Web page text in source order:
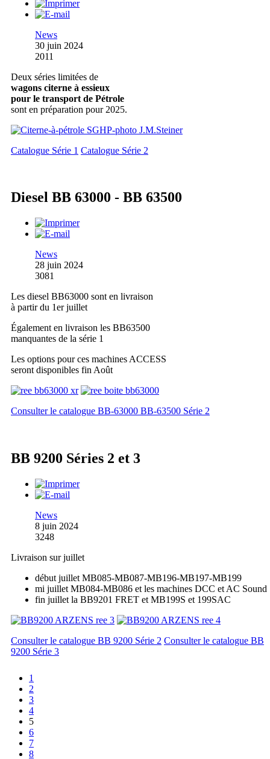
News
30 juin 2024
2011
Deux séries limitées de
wagons citerne à essieux
pour le transport de Pétrole
sont en préparation pour 2025.
Catalogue Série 1 Catalogue Série 2
Diesel BB 63000 - BB 63500
News
28 juin 2024
3081
Les diesel BB63000 sont en livraison
à partir du 1er juillet
Également en livraison les BB63500
manquantes de la série 1
Les options pour ces machines ACCESS
seront disponibles fin Août
Consulter le catalogue BB-63000 BB-63500 Série 2
BB 9200 Séries 2 et 3
News
8 juin 2024
3248
Livraison sur juillet
début juillet MB085-MB087-MB196-MB197-MB199
mi juillet MB084-MB086 et les machines DCC et AC Sound
fin juillet la BB9201 FRET et MB199S et 199SAC
Consulter le catalogue BB 9200 Série 2 Consulter le catalogue BB
9200 Série 3
1
2
3
4
5
6
7
8